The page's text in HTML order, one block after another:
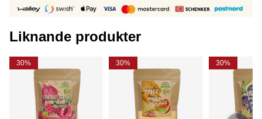
Liknande produkter
30% 30% 30%